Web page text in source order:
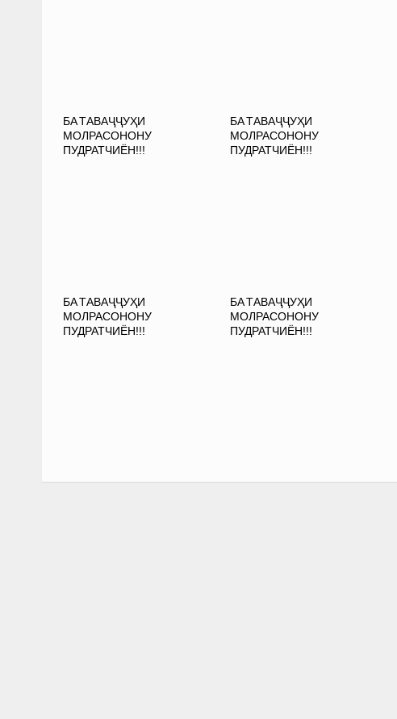
БА ТАВАҶҶУҲИ
МОЛРАСОНОНУ
ПУДРАТЧИЁН!!!
БА ТАВАҶҶУҲИ
МОЛРАСОНОНУ
ПУДРАТЧИЁН!!!
БА ТАВАҶҶУҲИ
МОЛРАСОНОНУ
ПУДРАТЧИЁН!!!
БА ТАВАҶҶУҲИ
МОЛРАСОНОНУ
ПУДРАТЧИЁН!!!